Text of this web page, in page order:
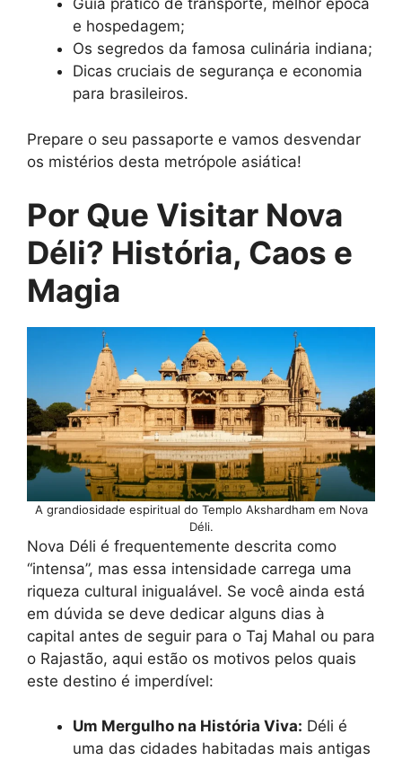
Guia prático de transporte, melhor época
e hospedagem;
Os segredos da famosa culinária indiana;
Dicas cruciais de segurança e economia
para brasileiros.
Prepare o seu passaporte e vamos desvendar
os mistérios desta metrópole asiática!
Por Que Visitar Nova
Déli? História, Caos e
Magia
A grandiosidade espiritual do Templo Akshardham em Nova
Déli.
Nova Déli é frequentemente descrita como
“intensa”, mas essa intensidade carrega uma
riqueza cultural inigualável. Se você ainda está
em dúvida se deve dedicar alguns dias à
capital antes de seguir para o Taj Mahal ou para
o Rajastão, aqui estão os motivos pelos quais
este destino é imperdível:
Um Mergulho na História Viva: Déli é
uma das cidades habitadas mais antigas